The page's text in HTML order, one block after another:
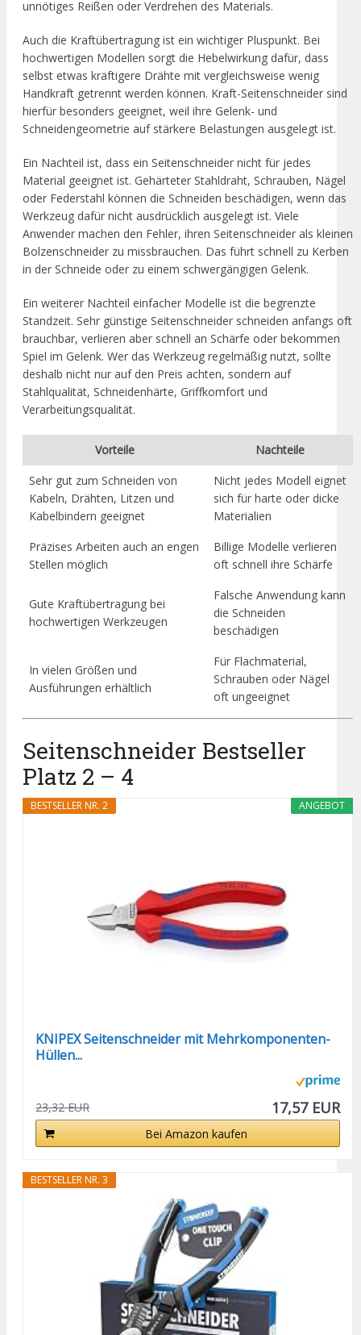
unnötiges Reißen oder Verdrehen des Materials.
Auch die Kraftübertragung ist ein wichtiger Pluspunkt. Bei
hochwertigen Modellen sorgt die Hebelwirkung dafür, dass
selbst etwas kräftigere Drähte mit vergleichsweise wenig
Handkraft getrennt werden können. Kraft-Seitenschneider sind
hierfür besonders geeignet, weil ihre Gelenk- und
Schneidengeometrie auf stärkere Belastungen ausgelegt ist.
Ein Nachteil ist, dass ein Seitenschneider nicht für jedes
Material geeignet ist. Gehärteter Stahldraht, Schrauben, Nägel
oder Federstahl können die Schneiden beschädigen, wenn das
Werkzeug dafür nicht ausdrücklich ausgelegt ist. Viele
Anwender machen den Fehler, ihren Seitenschneider als kleinen
Bolzenschneider zu missbrauchen. Das führt schnell zu Kerben
in der Schneide oder zu einem schwergängigen Gelenk.
Ein weiterer Nachteil einfacher Modelle ist die begrenzte
Standzeit. Sehr günstige Seitenschneider schneiden anfangs oft
brauchbar, verlieren aber schnell an Schärfe oder bekommen
Spiel im Gelenk. Wer das Werkzeug regelmäßig nutzt, sollte
deshalb nicht nur auf den Preis achten, sondern auf
Stahlqualität, Schneidenhärte, Griffkomfort und
Verarbeitungsqualität.
Vorteile
Nachteile
Sehr gut zum Schneiden von
Kabeln, Drähten, Litzen und
Kabelbindern geeignet
Nicht jedes Modell eignet
sich für harte oder dicke
Materialien
Präzises Arbeiten auch an engen
Stellen möglich
Billige Modelle verlieren
oft schnell ihre Schärfe
Gute Kraftübertragung bei
hochwertigen Werkzeugen
Falsche Anwendung kann
die Schneiden
beschädigen
In vielen Größen und
Ausführungen erhältlich
Für Flachmaterial,
Schrauben oder Nägel
oft ungeeignet
Seitenschneider Bestseller
Platz 2 – 4
ANGEBOT
BESTSELLER NR. 2
KNIPEX Seitenschneider mit Mehrkomponenten-
Hüllen...
23,32 EUR 17,57 EUR
Bei Amazon kaufen
BESTSELLER NR. 3